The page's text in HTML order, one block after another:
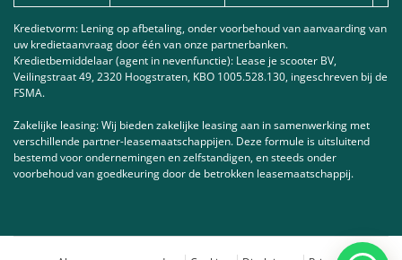
Kredietvorm: Lening op afbetaling, onder voorbehoud van aanvaarding van
uw kredietaanvraag door één van onze partnerbanken.
Kredietbemiddelaar (agent in nevenfunctie): Lease je scooter BV,
Veilingstraat 49, 2320 Hoogstraten, KBO 1005.528.130, ingeschreven bij de
FSMA.
Zakelijke leasing: Wij bieden zakelijke leasing aan in samenwerking met
verschillende partner-leasemaatschappijen. Deze formule is uitsluitend
bestemd voor ondernemingen en zelfstandigen, en steeds onder
voorbehoud van goedkeuring door de betrokken leasemaatschappij.